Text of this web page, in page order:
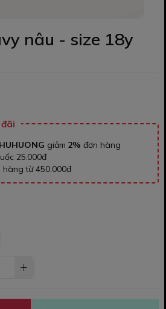
nâu - size 18y
giảm 2% đơn hàng
25.000đ
hàng từ 450.000đ